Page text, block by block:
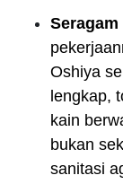
Seragam
Oshiya
lengkap,
kain
bukan
sanitasi